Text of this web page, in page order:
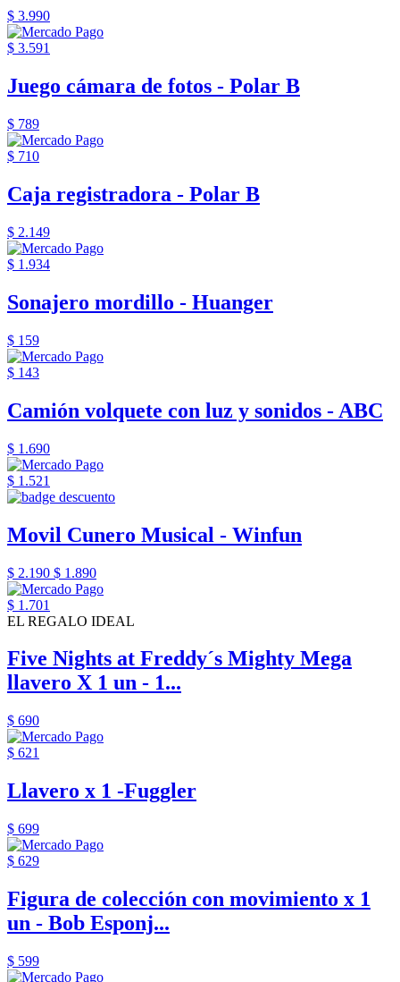
$ 3.990
$ 3.591
Juego cámara de fotos - Polar B
$ 789
$ 710
Caja registradora - Polar B
$ 2.149
$ 1.934
Sonajero mordillo - Huanger
$ 159
$ 143
Camión volquete con luz y sonidos - ABC
$ 1.690
$ 1.521
Movil Cunero Musical - Winfun
$ 2.190 $ 1.890
$ 1.701
EL REGALO IDEAL
Five Nights at Freddy´s Mighty Mega
llavero X 1 un - 1...
$ 690
$ 621
Llavero x 1 -Fuggler
$ 699
$ 629
Figura de colección con movimiento x 1
un - Bob Esponj...
$ 599